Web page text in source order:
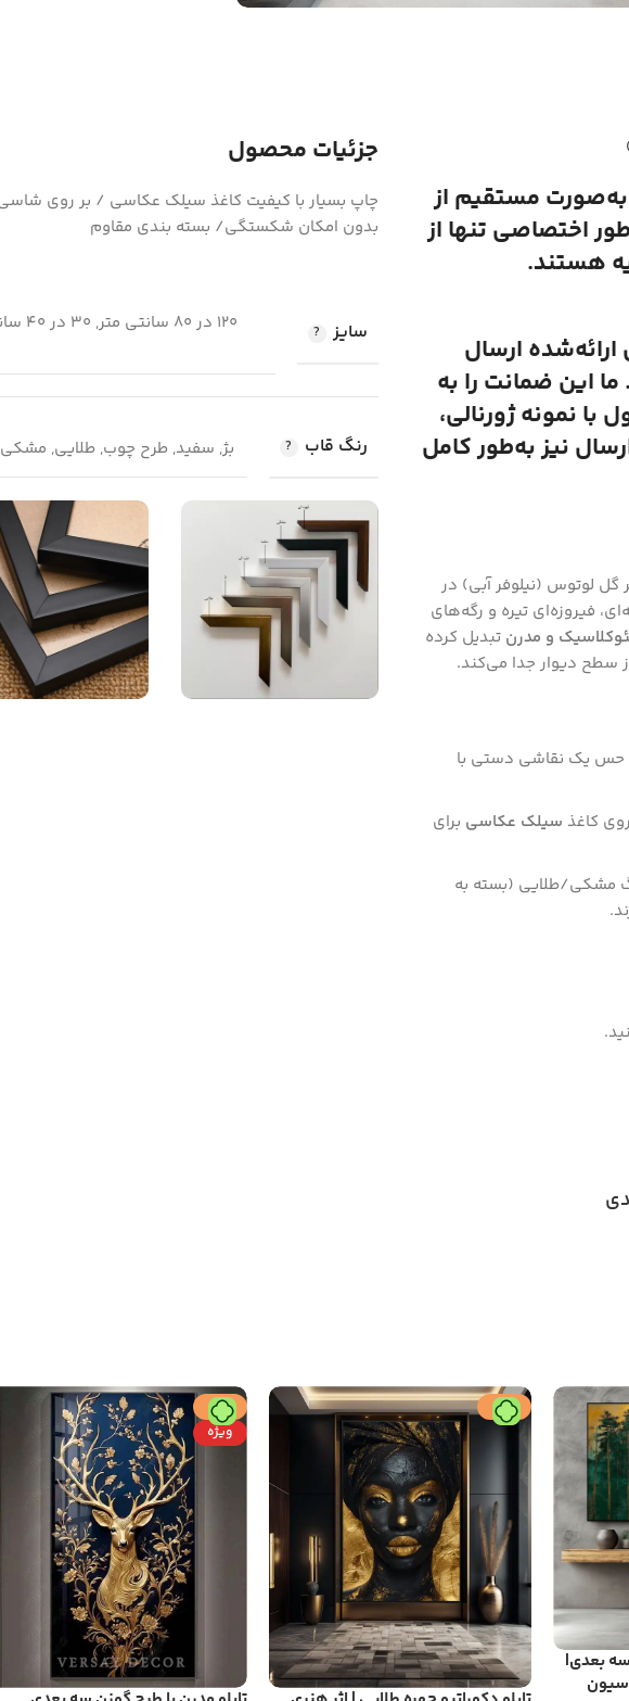
مستقیم از
اختصاصی تنها از
هستند.
ارائه‌شده ارسال
این ضمانت را به
نمونه ژورنالی،
نیز به‌طور کامل
گل لوتوس (نیلوفر آبی) در
فیروزه‌ای تیره و رگه‌های
و مدرن تبدیل کرده
سطح دیوار جدا می‌کند.
حس یک نقاشی دستی با
کاغذ سیلک عکاسی برای
مشکی/طلایی (بسته به
جزئیات محصول
بدون امکان شکستگی/ بسته بندی مقاوم
سایز
رنگ قاب بژ, سفید, طرح چوب, طلایی, مشکی
سه بعدی|
حراج
حراج
ویژه